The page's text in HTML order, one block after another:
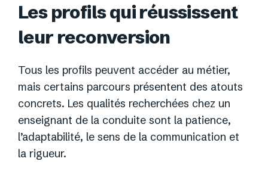
Les profils qui réussissent
leur reconversion
Tous les profils peuvent accéder au métier,
mais certains parcours présentent des atouts
concrets. Les qualités recherchées chez un
enseignant de la conduite sont la patience,
l’adaptabilité, le sens de la communication et
la rigueur.